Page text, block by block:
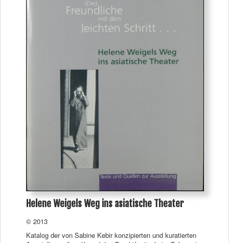
Helene Weigels Weg ins asiatische Theater
© 2013
Katalog der von Sabine Kebir konzipierten und kuratierten